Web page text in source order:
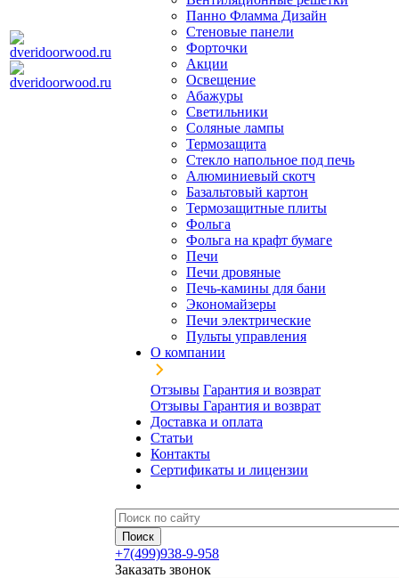
Панно Фламма Дизайн
Стеновые панели
Форточки
Акции
Освещение
Абажуры
Светильники
Соляные лампы
Термозащита
Стекло напольное под печь
Алюминиевый скотч
Базальтовый картон
Термозащитные плиты
Фольга
Фольга на крафт бумаге
Печи
Печи дровяные
Печь-камины для бани
Экономайзеры
Печи электрические
Пульты управления
О компании
Отзывы Гарантия и возврат
Отзывы Гарантия и возврат
Доставка и оплата
Статьи
Контакты
Сертификаты и лицензии
+7(499)938-9-958
Заказать звонок